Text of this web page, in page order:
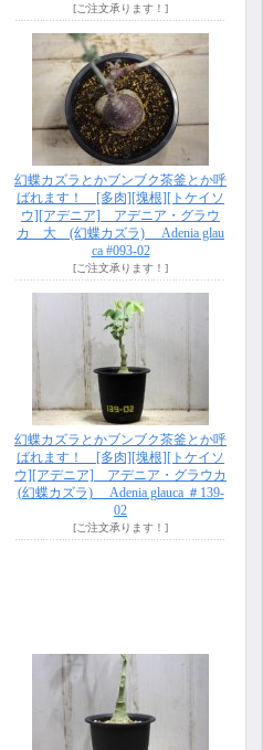
[ご注文承ります！]
幻蝶カズラとかブンブク茶釜とか呼
ばれます！ [多肉][塊根][トケイソ
ウ][アデニア] アデニア・グラウ
カ 大 (幻蝶カズラ) Adenia glau
ca #093-02
[ご注文承ります！]
幻蝶カズラとかブンブク茶釜とか呼
ばれます！ [多肉][塊根][トケイソ
ウ][アデニア] アデニア・グラウカ
(幻蝶カズラ) Adenia glauca ＃139-
02
[ご注文承ります！]